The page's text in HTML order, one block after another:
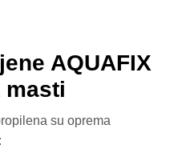
AQUAFIX
masti
su oprema